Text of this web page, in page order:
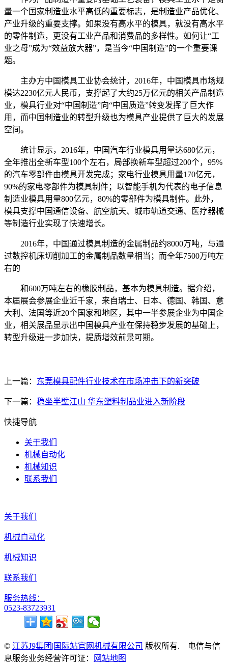
量一个国家制造业水平高低的重要标志，是制造业产品优化、
产业升级的重要支撑。如果没有高水平的模具，就没有高水平
的零件制造，更没有工业产品和消费品的多样性。如何让“工
业之母”成为“效益放大器”，是当今“中国制造”的一个重要课
题。
主办方中国模具工业协会统计，2016年，中国模具市场规
模达2230亿元人民币，支撑起了大约25万亿元的相关产品制造
业，模具行业对“中国制造”向“中国质造”转变发挥了巨大作
用，而中国制造业的转型升级也为模具产业提供了巨大的发展
空间。
统计显示，2016年，中国汽车行业模具用量达680亿元，
全年推出全新车型100个左右，局部换新车型超过200个，95%
的汽车零部件由模具开发完成；家电行业模具用量170亿元，
90%的家电零部件为模具制件；以智能手机为代表的电子信息
制造业模具用量800亿元，80%的零部件为模具制件。此外，
模具支撑中国通信设备、航空航天、城市轨道交通、医疗器械
等制造行业实现了快速增长。
2016年，中国通过模具制造的金属制品约8000万吨，与通
过数控机床切削加工的金属制品数量相当；而全年7500万吨左
右的
和600万吨左右的橡胶制品，基本为模具制造。据介绍，
本届展会参展企业近千家，来自瑞士、日本、德国、韩国、意
大利、法国等近20个国家和地区，其中一半参展企业为中国企
业，相关展品显示出中国模具产业在保持稳步发展的基础上，
转型升级进一步加快，提质增效前景可期。
上一篇： 东莞模具配件行业技术在市场冲击下的新突破
下一篇： 稳坐半壁江山 华东塑料制品业进入新阶段
快捷导航
关于我们
机械自动化
机械知识
联系我们
关于我们
机械自动化
机械知识
联系我们
服务热线：
0523-83723931
© 江苏J9集团|国际站官网机械有限公司 版权所有. 电信与信
息服务业务经营许可证：
网站地图